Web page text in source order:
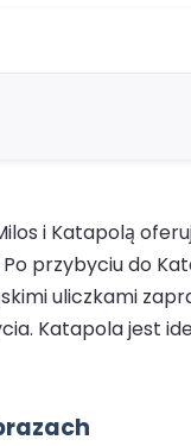
i Katapolą
przybyciu do
uliczkami
Katapola jest